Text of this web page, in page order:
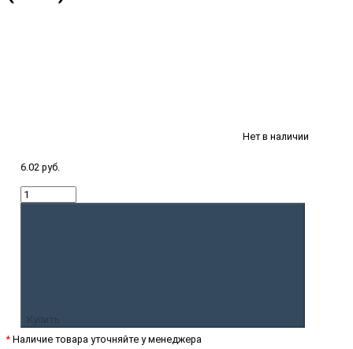
Нет в наличии
6.02 руб.
Купить
* Наличие товара уточняйте у менеджера